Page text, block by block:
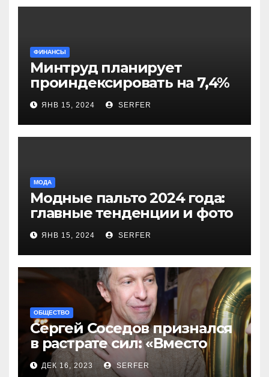
ФИНАНСЫ
Минтруд планирует
проиндексировать на 7,4%
более 40 выплат и
компенсаций
ЯНВ 15, 2024 SERFER
МОДА
Модные пальто 2024 года:
главные тенденции и фото
новинок
ЯНВ 15, 2024 SERFER
ОБЩЕСТВО
Сергей Соседов признался
в растрате сил: «Вместо
меня взяли Пригожина»
ДЕК 16, 2023 SERFER